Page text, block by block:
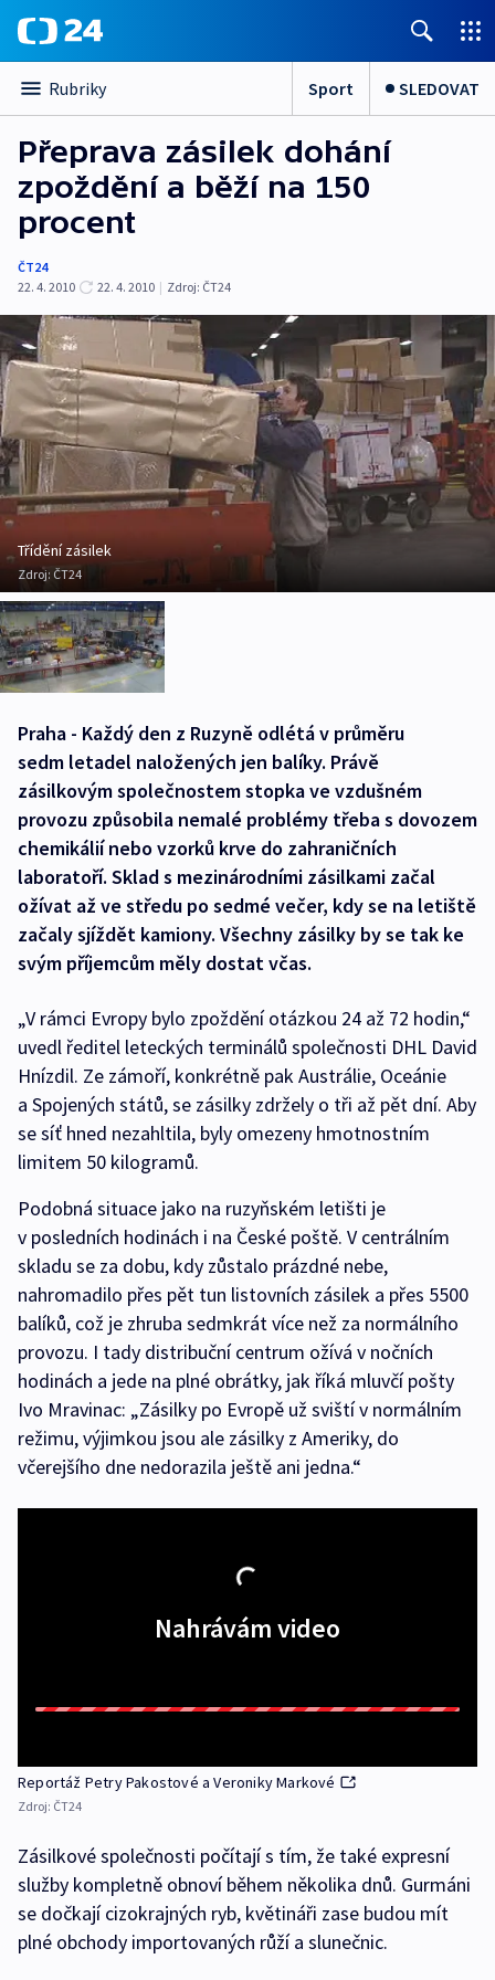
Rubriky Sport SLEDOVAT
Přeprava zásilek dohání
zpoždění a běží na 150
procent
ČT24
22. 4. 2010
22. 4. 2010 | Zdroj: ČT24
Třídění zásilek
Zdroj: ČT24
Praha - Každý den z Ruzyně odlétá v průměru
sedm letadel naložených jen balíky. Právě
zásilkovým společnostem stopka ve vzdušném
provozu způsobila nemalé problémy třeba s dovozem
chemikálií nebo vzorků krve do zahraničních
laboratoří. Sklad s mezinárodními zásilkami začal
ožívat až ve středu po sedmé večer, kdy se na letiště
začaly sjíždět kamiony. Všechny zásilky by se tak ke
svým příjemcům měly dostat včas.
„V rámci Evropy bylo zpoždění otázkou 24 až 72 hodin,“
uvedl ředitel leteckých terminálů společnosti DHL David
Hnízdil. Ze zámoří, konkrétně pak Austrálie, Oceánie
a Spojených států, se zásilky zdržely o tři až pět dní. Aby
se síť hned nezahltila, byly omezeny hmotnostním
limitem 50 kilogramů.
Podobná situace jako na ruzyňském letišti je
v posledních hodinách i na České poště. V centrálním
skladu se za dobu, kdy zůstalo prázdné nebe,
nahromadilo přes pět tun listovních zásilek a přes 5500
balíků, což je zhruba sedmkrát více než za normálního
provozu. I tady distribuční centrum ožívá v nočních
hodinách a jede na plné obrátky, jak říká mluvčí pošty
Ivo Mravinac: „Zásilky po Evropě už sviští v normálním
režimu, výjimkou jsou ale zásilky z Ameriky, do
včerejšího dne nedorazila ještě ani jedna.“
Nahrávám video
Reportáž Petry Pakostové a Veroniky Markové
Zdroj: ČT24
Zásilkové společnosti počítají s tím, že také expresní
služby kompletně obnoví během několika dnů. Gurmáni
se dočkají cizokrajných ryb, květináři zase budou mít
plné obchody importovaných růží a slunečnic.